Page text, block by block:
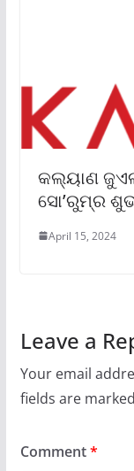
କଲ୍ୟାଣ
ସୋ’ରୁମ୍‌ର
April 15, 2024
Leave a
Your email
fields are marked
Comment*